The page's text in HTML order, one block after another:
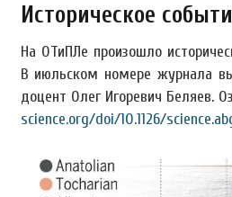
Историческое
На ОТиПЛе произошло
В июльском номере журнала
доцент Олег Игоревич Беляев.
science.org/doi/10.1126/